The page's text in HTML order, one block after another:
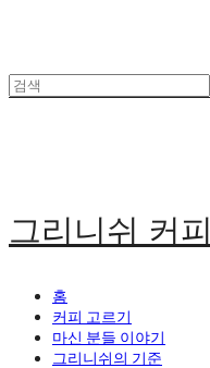
그리니쉬 커
홈
커피 고르기
마신 분들 이야기
그리니쉬의 기준